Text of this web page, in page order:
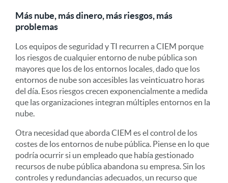
Más nube, más dinero, más riesgos, más
problemas
Los equipos de seguridad y TI recurren a CIEM porque
los riesgos de cualquier entorno de nube pública son
mayores que los de los entornos locales, dado que los
entornos de nube son accesibles las veinticuatro horas
del día. Esos riesgos crecen exponencialmente a medida
que las organizaciones integran múltiples entornos en la
nube.
Otra necesidad que aborda CIEM es el control de los
costes de los entornos de nube pública. Piense en lo que
podría ocurrir si un empleado que había gestionado
recursos de nube pública abandona su empresa. Sin los
controles y redundancias adecuados, un recurso que